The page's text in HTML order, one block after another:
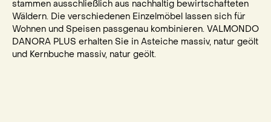
stammen ausschließlich aus nachhaltig bewirtschafteten
Wäldern. Die verschiedenen Einzelmöbel lassen sich für
Wohnen und Speisen passgenau kombinieren. VALMONDO
DANORA PLUS erhalten Sie in Asteiche massiv, natur geölt
und Kernbuche massiv, natur geölt.